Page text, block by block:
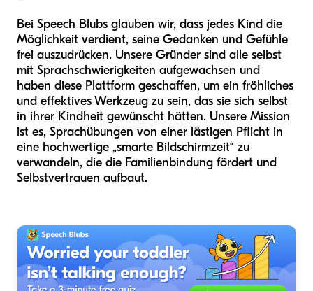
Bei Speech Blubs glauben wir, dass jedes Kind die
Möglichkeit verdient, seine Gedanken und Gefühle
frei auszudrücken. Unsere Gründer sind alle selbst
mit Sprachschwierigkeiten aufgewachsen und
haben diese Plattform geschaffen, um ein fröhliches
und effektives Werkzeug zu sein, das sie sich selbst
in ihrer Kindheit gewünscht hätten. Unsere Mission
ist es, Sprachübungen von einer lästigen Pflicht in
eine hochwertige „smarte Bildschirmzeit“ zu
verwandeln, die die Familienbindung fördert und
Selbstvertrauen aufbaut.